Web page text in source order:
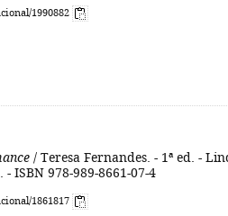
1990882
/ Teresa Fernandes. - 1ª ed. -
ISBN 978-989-8661-07-4
1861817